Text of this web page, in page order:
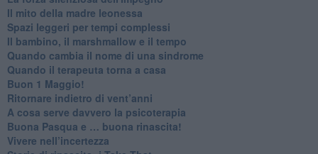
​Il mito della madre leonessa
Spazi leggeri per tempi complessi
Il bambino, il marshmallow e il tempo
​Quando cambia il nome di una sindrome
​Quando il terapeuta torna a casa
​Buon 1 Maggio!
Ritornare indietro di vent’anni
​A cosa serve davvero la psicoterapia
​Buona Pasqua e … buona rinascita!
​Vivere nell’incertezza